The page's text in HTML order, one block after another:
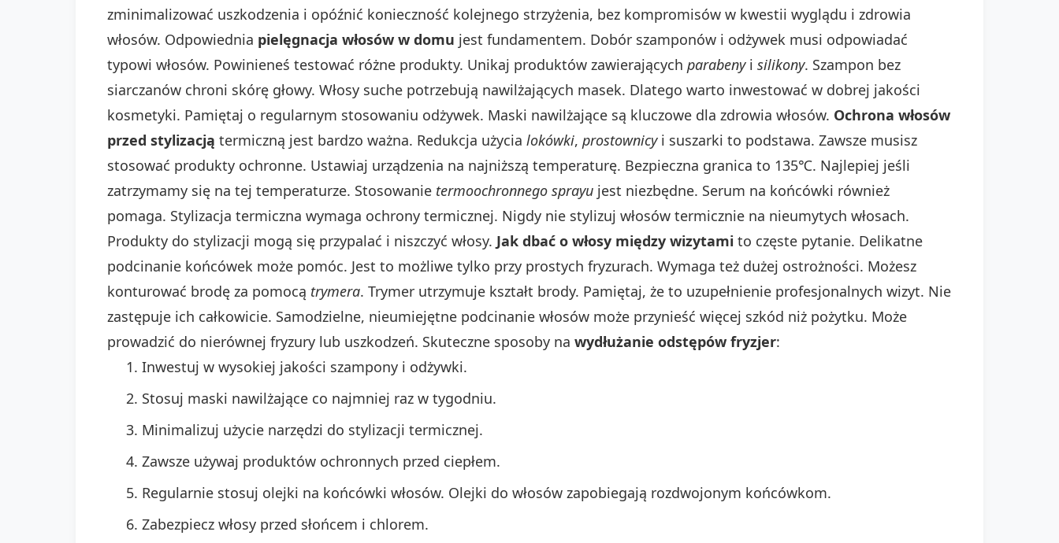
zminimalizować uszkodzenia i opóźnić konieczność kolejnego strzyżenia, bez kompromisów w kwestii wyglądu i zdrowia
włosów. Odpowiednia pielęgnacja włosów w domu jest fundamentem. Dobór szamponów i odżywek musi odpowiadać
typowi włosów. Powinieneś testować różne produkty. Unikaj produktów zawierających parabenyi silikony. Szampon bez
siarczanów chroni skórę głowy. Włosy suche potrzebują nawilżających masek. Dlatego warto inwestować w dobrej jakości
kosmetyki. Pamiętaj o regularnym stosowaniu odżywek. Maski nawilżające są kluczowe dla zdrowia włosów. Ochrona włosów
przed stylizacją termiczną jest bardzo ważna. Redukcja użycia lokówki, prostownicyi suszarki to podstawa. Zawsze musisz
stosować produkty ochronne. Ustawiaj urządzenia na najniższą temperaturę. Bezpieczna granica to 135℃. Najlepiej jeśli
zatrzymamy się na tej temperaturze. Stosowanie termoochronnego sprayu jest niezbędne. Serum na końcówki również
pomaga. Stylizacja termiczna wymaga ochrony termicznej. Nigdy nie stylizuj włosów termicznie na nieumytych włosach.
Produkty do stylizacji mogą się przypalać i niszczyć włosy. Jak dbać o włosy między wizytami to częste pytanie. Delikatne
podcinanie końcówek może pomóc. Jest to możliwe tylko przy prostych fryzurach. Wymaga też dużej ostrożności. Możesz
konturować brodę za pomocą trymera. Trymer utrzymuje kształt brody. Pamiętaj, że to uzupełnienie profesjonalnych wizyt. Nie
zastępuje ich całkowicie. Samodzielne, nieumiejętne podcinanie włosów może przynieść więcej szkód niż pożytku. Może
prowadzić do nierównej fryzury lub uszkodzeń. Skuteczne sposoby na wydłużanie odstępów fryzjer:
Inwestuj w wysokiej jakości szampony i odżywki.
Stosuj maski nawilżające co najmniej raz w tygodniu.
Minimalizuj użycie narzędzi do stylizacji termicznej.
Zawsze używaj produktów ochronnych przed ciepłem.
Regularnie stosuj olejki na końcówki włosów. Olejki do włosów zapobiegają rozdwojonym końcówkom.
Zabezpiecz włosy przed słońcem i chlorem.